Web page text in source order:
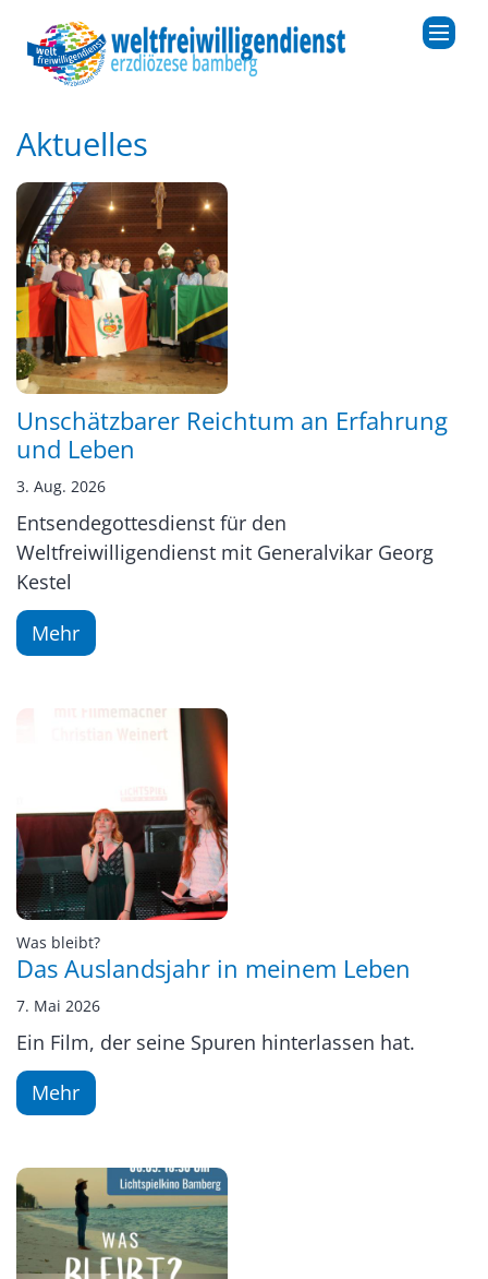
Aktuelles
Unschätzbarer Reichtum an Erfahrung
und Leben
3. Aug. 2026
Entsendegottesdienst für den
Weltfreiwilligendienst mit Generalvikar Georg
Kestel
Mehr
Was bleibt?:
Das Auslandsjahr in meinem Leben
7. Mai 2026
Ein Film, der seine Spuren hinterlassen hat.
Mehr